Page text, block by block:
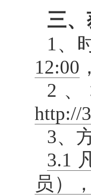
三
1、
12:00 ，
2、
http://
3、
3.1
员）